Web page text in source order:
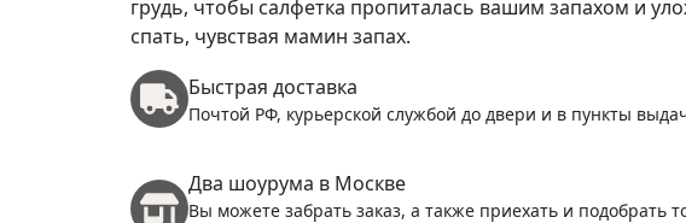
грудь, чтобы салфетка пропиталась вашим запахом и
спать, чувствая мамин запах.
Быстрая доставка
Почтой РФ, курьерской службой до двери и в пункты
Два шоурума в Москве
Вы можете забрать заказ, а также приехать и подобрать